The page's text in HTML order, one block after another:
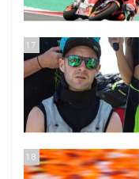
17
18